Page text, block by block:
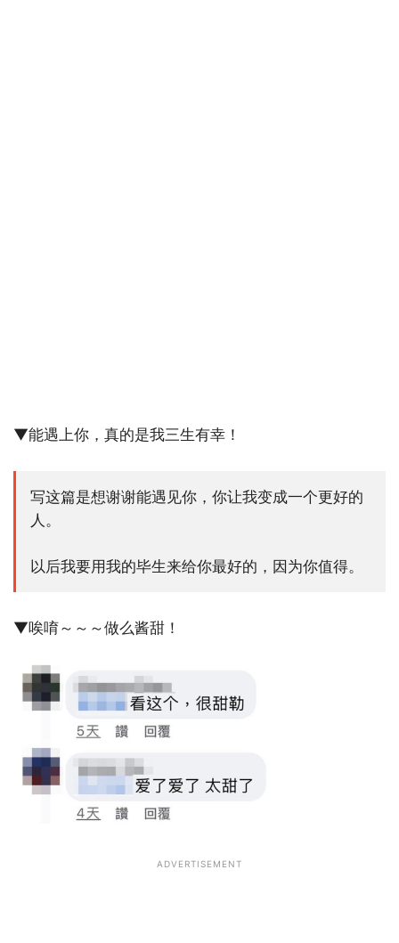
▼能遇上你，真的是我三生有幸！
写这篇是想谢谢能遇见你，你让我变成一个更好的
人。
以后我要用我的毕生来给你最好的，因为你值得。
▼唉唷～～～做么酱甜！
ADVERTISEMENT